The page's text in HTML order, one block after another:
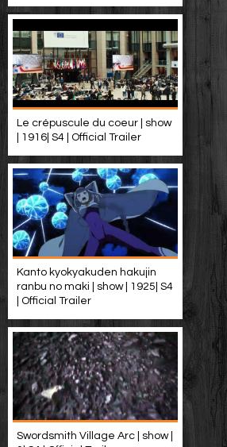
Le crépuscule du coeur | show
| 1916| S4 | Official Trailer
Kanto kyokyakuden hakujin
ranbu no maki | show | 1925| S4
| Official Trailer
Swordsmith Village Arc | show |